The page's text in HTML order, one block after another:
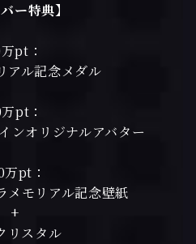
ー特典】
pt：
アル記念メダル
pt：
ンオリジナルアバター
万pt：
メモリアル記念壁紙
+
リスタル